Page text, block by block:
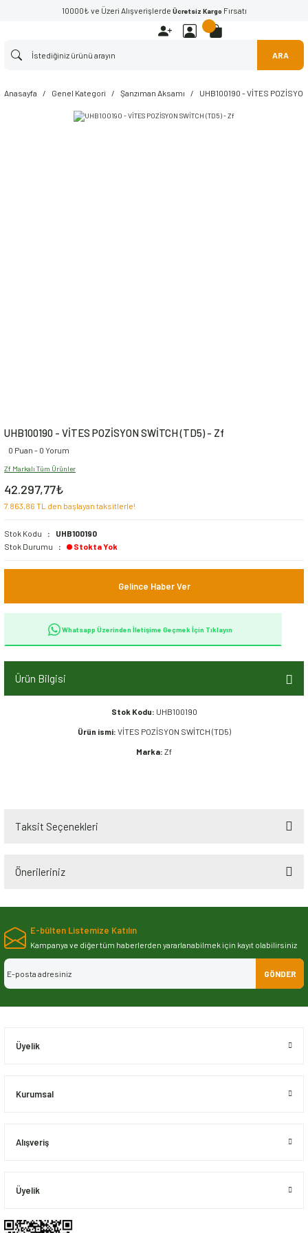
10000₺ ve Üzeri Alışverişlerde Ücretsiz Kargo Fırsatı
ARA
Anasayfa Genel Kategori Şanzıman Aksamı UHB100190 - VİTES
UHB100190 - VİTES POZİSYON SWİTCH (TD5) - Zf
0 Puan - 0 Yorum
Zf Markalı Tüm Ürünler
42.297,77₺
7.863,86 TL den başlayan taksitlerle!
Stok Kodu
UHB100190
Stok Durumu
Stokta Yok
Gelince Haber Ver
Whatsapp Üzerinden İletişime Geçmek İçin Tıklayın
Ürün Bilgisi
Stok Kodu: UHB100190
Ürün ismi: VİTES POZİSYON SWİTCH (TD5)
Marka: Zf
Taksit Seçenekleri
Önerileriniz
Bu ürünün fiyat bilgisi, resim, ürün açıklamalarında ve diğer konularda
iletebilirsiniz.
Görüş ve önerileriniz için teşekkür ederiz.
Ürün resmi kalitesiz, bozuk veya görüntülenemiyor.
E-bülten Listemize Katılın
Kampanya ve diğer tüm haberlerden yararlanabilmek için kayıt olabilirsiniz
GÖNDER
Üyelik
Kurumsal
Alışveriş
Üyelik